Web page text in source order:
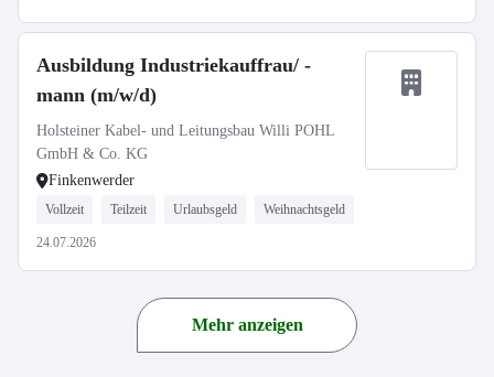
Ausbildung Industriekauffrau/ -
mann (m/w/d)
Holsteiner Kabel- und Leitungsbau Willi POHL
GmbH & Co. KG
Finkenwerder
Vollzeit Teilzeit Urlaubsgeld Weihnachtsgeld
24.07.2026
Mehr anzeigen